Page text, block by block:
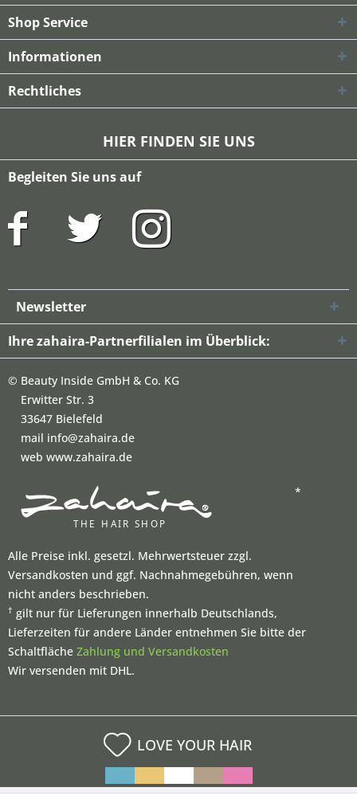
Shop Service
Informationen
Rechtliches
HIER FINDEN SIE UNS
Begleiten Sie uns auf
Newsletter
Ihre zahaira-Partnerfilialen im Überblick:
© Beauty Inside GmbH & Co. KG
Erwitter Str. 3
33647 Bielefeld
mail info@zahaira.de
web www.zahaira.de
*
Alle Preise inkl. gesetzl. Mehrwertsteuer zzgl.
Versandkosten und ggf. Nachnahmegebühren, wenn
nicht anders beschrieben.
† gilt nur für Lieferungen innerhalb Deutschlands,
Lieferzeiten für andere Länder entnehmen Sie bitte der
Schaltfläche Zahlung und Versandkosten
Wir versenden mit DHL.
LOVE YOUR HAIR